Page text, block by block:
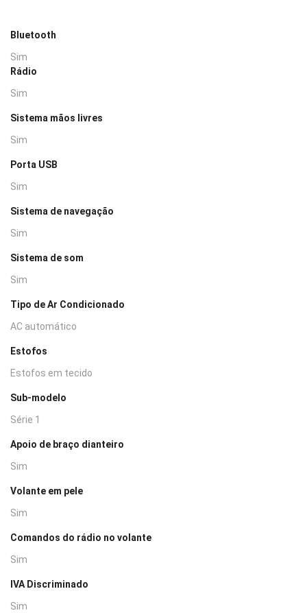
Bluetooth
Sim
Rádio
Sim
Sistema mãos livres
Sim
Porta USB
Sim
Sistema de navegação
Sim
Sistema de som
Sim
Tipo de Ar Condicionado
AC automático
Estofos
Estofos em tecido
Sub-modelo
Série 1
Apoio de braço dianteiro
Sim
Volante em pele
Sim
Comandos do rádio no volante
Sim
IVA Discriminado
Sim